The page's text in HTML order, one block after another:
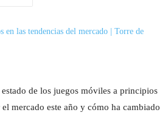
de los juegos móviles a principios
mercado este año y cómo ha cambiado